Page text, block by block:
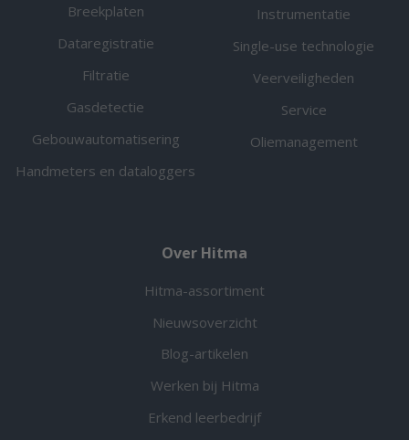
Breekplaten
Dataregistratie
Filtratie
Gasdetectie
Gebouwautomatisering
Handmeters en dataloggers
Instrumentatie
Single-use technologie
Veerveiligheden
Service
Oliemanagement
Over Hitma
Hitma-assortiment
Nieuwsoverzicht
Blog-artikelen
Werken bij Hitma
Erkend leerbedrijf